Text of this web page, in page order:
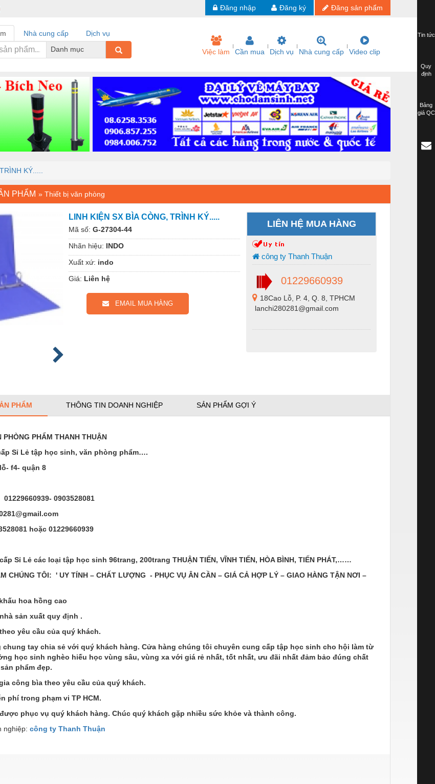
Đăng sản phẩm
Đăng ký
Đăng nhập
Nhà cung cấp
Dịch vụ
Danh mục
Việc làm Cần mua Dịch vụ Nhà cung cấp Video clip
KÝ.....
PHẨM » Thiết bị văn phòng
LINH KIỆN SX BÌA CÒNG, TRÌNH KÝ.....
Mã số: G-27304-44
Nhãn hiệu: INDO
Xuất xứ: indo
Giá: Liên hệ
EMAIL MUA HÀNG
LIÊN HỆ MUA HÀNG
công ty Thanh Thuận
01229660939
18Cao Lỗ, P. 4, Q. 8, TPHCM
lanchi280281@gmail.com
PHẨM THÔNG TIN DOANH NGHIỆP SẢN PHẨM GỢI Ý
PHÒNG PHẨM THANH THUẬN
Sỉ Lẻ tập học sinh, văn phòng phẩm….
f4- quận 8
0903528081
hoặc 01229660939
Sỉ Lẻ các loại tập học sinh 96trang, 200trang THUẬN TIẾN, VĨNH TIẾN, HÒA BÌNH, TIẾN PHÁT,……
CHÚNG TÔI: ' UY TÍNH – CHẤT LƯỢNG - PHỤC VỤ ÂN CẦN – GIÁ CẢ HỢP LÝ – GIAO HÀNG TẬN NƠI –
hoa hồng cao
sản xuất quy định .
yêu cầu của quý khách.
chung tay chia sẻ với quý khách hàng. Cửa hàng chúng tôi chuyên cung cấp tập học sinh cho hội làm từ
học sinh nghèo hiếu học vùng sâu, vùng xa với giá rẻ nhất, tốt nhất, ưu đãi nhất đảm bảo đúng chất
phẩm đẹp.
công bìa theo yêu cầu của quý khách.
phí trong phạm vi TP HCM.
phục vụ quý khách hàng. Chúc quý khách gặp nhiều sức khỏe và thành công.
nghiệp: công ty Thanh Thuận
Tin tức
Quy
định
Bảng
giá QC